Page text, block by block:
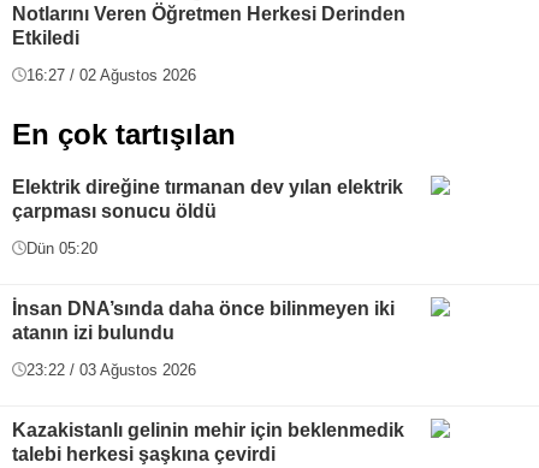
Notlarını Veren Öğretmen Herkesi Derinden
Etkiledi
16:27 / 02 Ağustos 2026
En çok tartışılan
Elektrik direğine tırmanan dev yılan elektrik
çarpması sonucu öldü
Dün 05:20
İnsan DNA’sında daha önce bilinmeyen iki
atanın izi bulundu
23:22 / 03 Ağustos 2026
Kazakistanlı gelinin mehir için beklenmedik
talebi herkesi şaşkına çevirdi